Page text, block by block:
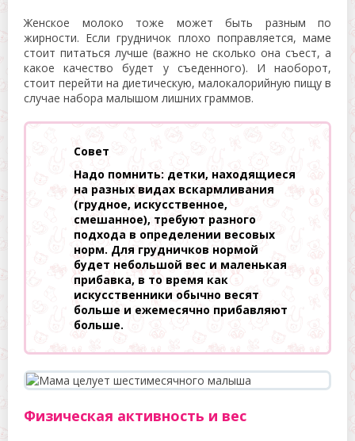
Женское молоко тоже может быть разным по
жирности. Если грудничок плохо поправляется, маме
стоит питаться лучше (важно не сколько она съест, а
какое качество будет у съеденного). И наоборот,
стоит перейти на диетическую, малокалорийную пищу в
случае набора малышом лишних граммов.
Совет
Надо помнить: детки, находящиеся
на разных видах вскармливания
(грудное, искусственное,
смешанное), требуют разного
подхода в определении весовых
норм. Для грудничков нормой
будет небольшой вес и маленькая
прибавка, в то время как
искусственники обычно весят
больше и ежемесячно прибавляют
больше.
Физическая активность и вес